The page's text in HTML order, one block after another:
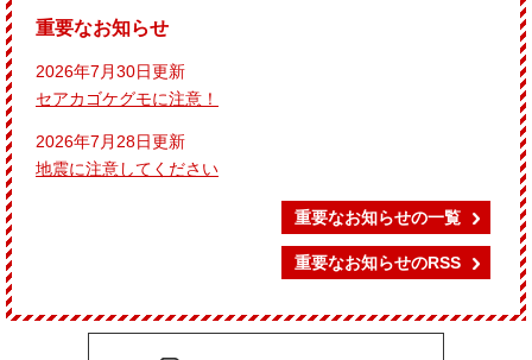
重要なお知らせ
2026年7月30日更新
セアカゴケグモに注意！
2026年7月28日更新
地震に注意してください
重要なお知らせの一覧
重要なお知らせのRSS